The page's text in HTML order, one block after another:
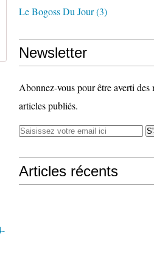
Le Bogoss Du Jour(3)
Newsletter
Abonnez-vous pour être averti des
articles publiés.
Articles récents